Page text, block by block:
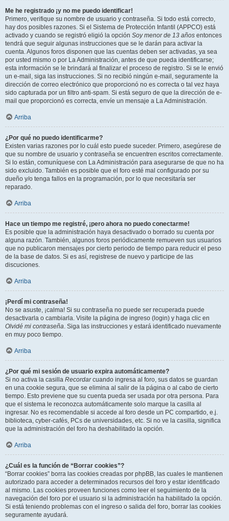
Me he registrado ¡y no me puedo identificar!
Primero, verifique su nombre de usuario y contraseña. Si todo está correcto,
hay dos posibles razones. Si el Sistema de Protección Infantil (APPCO) está
activado y cuando se registró eligió la opción Soy menor de 13 años entonces
tendrá que seguir algunas instrucciones que se le darán para activar la
cuenta. Algunos foros disponen que las cuentas deben ser activadas, ya sea
por usted mismo o por La Administración, antes de que pueda identificarse;
esta información se le brindará al finalizar el proceso de registro. Si se le envió
un e-mail, siga las instrucciones. Si no recibió ningún e-mail, seguramente la
dirección de correo electrónico que proporcionó no es correcta o tal vez haya
sido capturada por un filtro anti-spam. Si está seguro de que la dirección de e-
mail que proporcionó es correcta, envíe un mensaje a La Administración.
Arriba
¿Por qué no puedo identificarme?
Existen varias razones por lo cuál esto puede suceder. Primero, asegúrese de
que su nombre de usuario y contraseña se encuentren escritos correctamente.
Si lo están, comuníquese con La Administración para asegurarse de que no ha
sido excluido. También es posible que el foro esté mal configurado por su
dueño y/o tenga fallos en la programación, por lo que necesitaría ser
reparado.
Arriba
Hace un tiempo me registré, ¡pero ahora no puedo conectarme!
Es posible que la administración haya desactivado o borrado su cuenta por
alguna razón. También, algunos foros periódicamente remueven sus usuarios
que no publicaron mensajes por cierto periodo de tiempo para reducir el peso
de la base de datos. Si es así, registrese de nuevo y participe de las
discuciones.
Arriba
¡Perdí mi contraseña!
No se asuste, ¡calma! Si su contraseña no puede ser recuperada puede
desactivarla o cambiarla. Visite la página de ingreso (login) y haga clic en
Olvidé mi contraseña. Siga las instrucciones y estará identificado nuevamente
en muy poco tiempo.
Arriba
¿Por qué mi sesión de usuario expira automáticamente?
Si no activa la casilla Recordarcuando ingresa al foro, sus datos se guardan
en una cookie segura, que se elimina al salir de la página o al cabo de cierto
tiempo. Esto previene que su cuenta pueda ser usada por otra persona. Para
que el sistema le reconozca automáticamente solo marque la casilla al
ingresar. No es recomendable si accede al foro desde un PC compartido, e.j.
biblioteca, cyber-cafés, PCs de universidades, etc. Si no ve la casilla, significa
que la administración del foro ha deshabilitado la opción.
Arriba
¿Cuál es la función de “Borrar cookies”?
“Borrar cookies” borra las cookies creadas por phpBB, las cuales le mantienen
autorizado para acceder a determinados recursos del foro y estar identificado
al mismo. Las cookies proveen funciones como leer el seguimiento de la
navegación del foro por el usuario si la administración ha habilitado la opción.
Si está teniendo problemas con el ingreso o salida del foro, borrar las cookies
seguramente ayudará.